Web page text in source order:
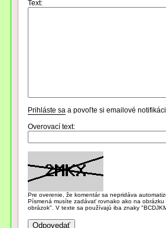
Text:
Prihláste sa a povoľte si emailové
Overovací text:
Pre overenie, že komentár sa nepridáva
Písmená musíte zadávať rovnako ako na
obrázok". V texte sa používajú iba znaky